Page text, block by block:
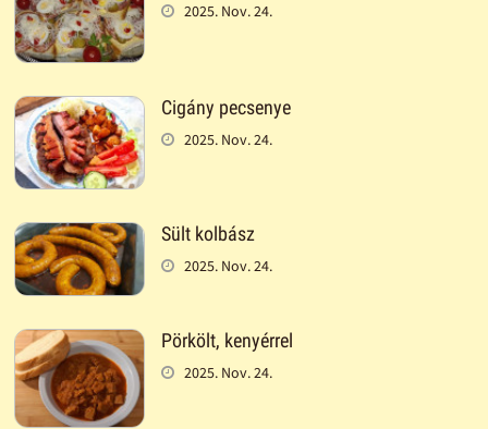
2025. Nov. 24.
Cigány pecsenye
2025. Nov. 24.
Sült kolbász
2025. Nov. 24.
Pörkölt, kenyérrel
2025. Nov. 24.